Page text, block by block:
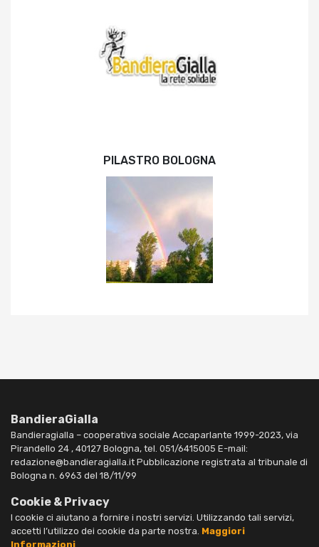
PILASTRO BOLOGNA
BandieraGialla
Bandieragialla – cooperativa sociale Accaparlante 1999-2023, via
Pirandello 24 , 40127 Bologna, tel. 051/6415005 E-mail:
redazione@bandieragialla.it Pubblicazione registrata al tribunale di
Bologna n. 6963 del 18/11/99
Cookie & Privacy
I cookie ci aiutano a fornire i nostri servizi. Utilizzando tali servizi,
accetti l’utilizzo dei cookie da parte nostra. Maggiori
Informazioni